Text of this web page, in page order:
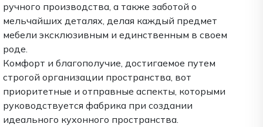
ручного производства, а также заботой о
мельчайших деталях, делая каждый предмет
мебели эксклюзивным и единственным в своем
роде.
Комфорт и благополучие, достигаемое путем
строгой организации пространства, вот
приоритетные и отправные аспекты, которыми
руководствуется фабрика при создании
идеального кухонного пространства.